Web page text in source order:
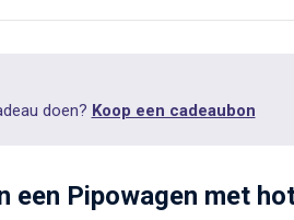
doen? Koop een cadeaubon
een Pipowagen met